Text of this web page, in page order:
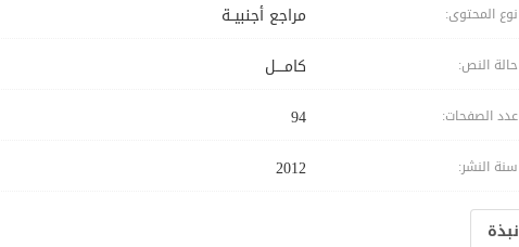
نوع المحتوى: مراجع أجنبيــة
حالة النص: كامــــل
عدد الصفحات: 94
سنة النشر: 2012
نبذة